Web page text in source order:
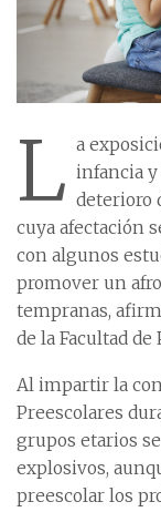
L a
infancia
deterioro
cuya afectación
con algunos
promover un
tempranas,
de la Facultad de
Al impartir la
Preescolares
grupos etarios
explosivos,
preescolar los